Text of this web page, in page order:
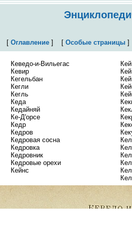
[ Оглавление] [ Особые страницы
Кеведо-и-Вильегас
Кевир
Кегельбан
Кегли
Кегль
Кеда
Кедайняй
Ке-Д'орсе
Кедр
Кедров
Кедровая сосна
Кедровка
Кедровник
Кедровые орехи
Кейнс